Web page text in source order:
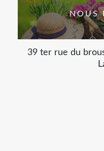
NOUS
39 ter rue du